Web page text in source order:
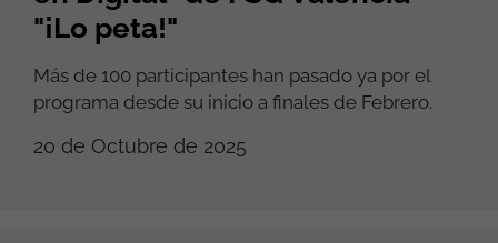
"¡Lo peta!"
Más de 100 participantes han pasado ya por el
programa desde su inicio a finales de Febrero.
20 de Octubre de 2025